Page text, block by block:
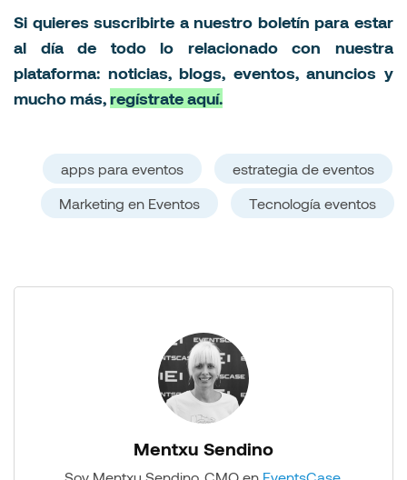
Si quieres suscribirte a nuestro boletín para estar
al día de todo lo relacionado con nuestra
plataforma: noticias, blogs, eventos, anuncios y
mucho más,regístrate aquí.
apps para eventos
estrategia de eventos
Marketing en Eventos
Tecnología eventos
Mentxu Sendino
Soy Mentxu Sendino, CMO en EventsCase.